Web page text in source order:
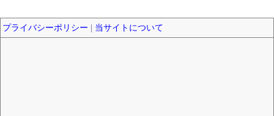
プライバシーポリシー 当サイトについて